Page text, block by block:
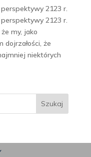
2123 r.
2123 r.
my, jako
dojrzałości, że
niektórych
Szukaj